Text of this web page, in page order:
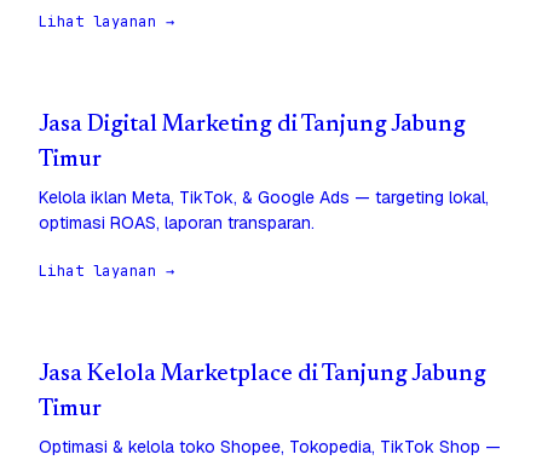
Lihat layanan →
Jasa Digital Marketing di Tanjung Jabung
Timur
Kelola iklan Meta, TikTok, & Google Ads — targeting lokal,
optimasi ROAS, laporan transparan.
Lihat layanan →
Jasa Kelola Marketplace di Tanjung Jabung
Timur
Optimasi & kelola toko Shopee, Tokopedia, TikTok Shop —